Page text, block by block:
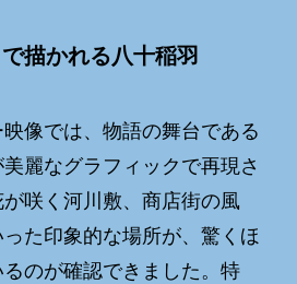
描かれる八十稲羽
像では、物語の舞台である
麗なグラフィックで再現さ
咲く河川敷、商店街の風
た印象的な場所が、驚くほ
のが確認できました。特